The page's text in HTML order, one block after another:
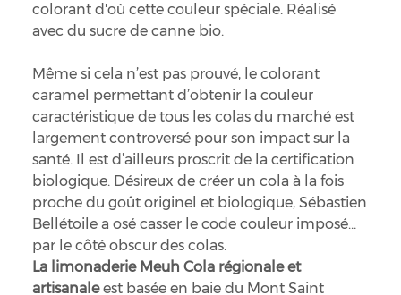
colorant d'où cette couleur spéciale. Réalisé
avec du sucre de canne bio.
Même si cela n’est pas prouvé, le colorant
caramel permettant d’obtenir la couleur
caractéristique de tous les colas du marché est
largement controversé pour son impact sur la
santé. Il est d’ailleurs proscrit de la certification
biologique. Désireux de créer un cola à la fois
proche du goût originel et biologique, Sébastien
Bellétoile a osé casser le code couleur imposé
par le côté obscur des colas.
La limonaderie Meuh Cola régionale et
artisanaleest basée en baie du Mont Saint